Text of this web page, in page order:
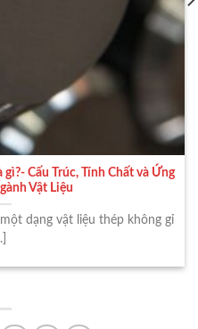
Cấu Trúc, Tính Chất và Ứng
Vật Liệu
dạng vật liệu thép không gỉ